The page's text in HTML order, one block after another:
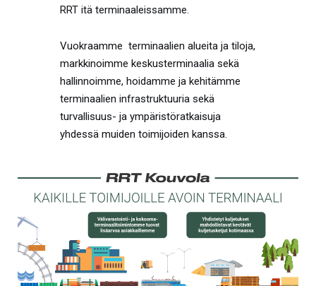
RRT itä terminaaleissamme.
Vuokraamme terminaalien alueita ja tiloja,
markkinoimme keskusterminaalia sekä
hallinnoimme, hoidamme ja kehitämme
terminaalien infrastruktuuria sekä
turvallisuus- ja ympäristöratkaisuja
yhdessä muiden toimijoiden kanssa.